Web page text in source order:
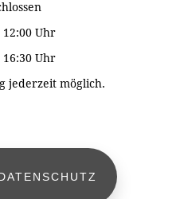
Uhr
Uhr
jederzeit möglich.